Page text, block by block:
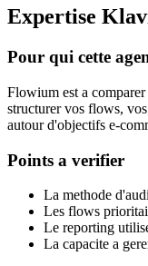
Expertise
Pour qui cette
Flowium est a
structurer vos flows,
autour d'objectifs e-
Points a verifier
La methode
Les flows
Le reporting
La capacite a